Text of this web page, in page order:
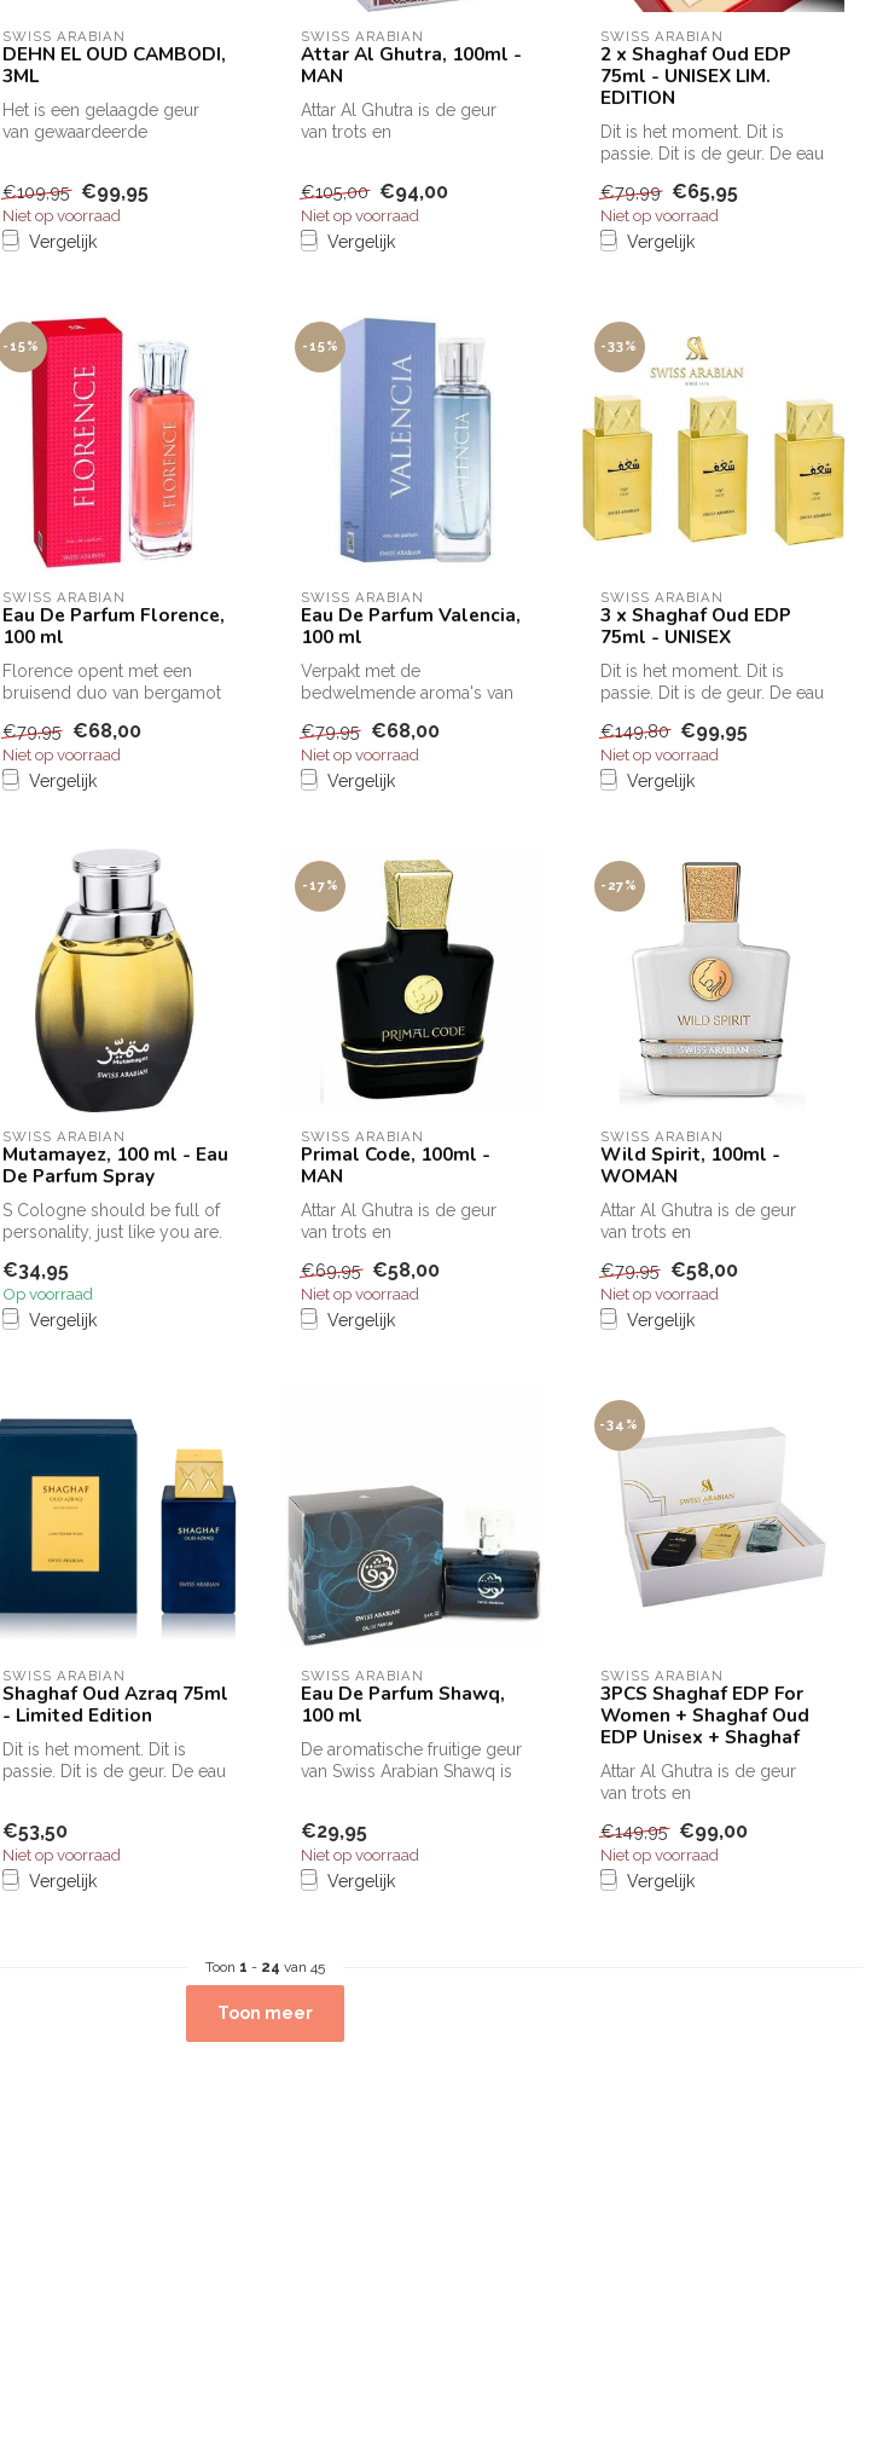
SWISS ARABIAN
DEHN EL OUD CAMBODI,
3ML
Het is een gelaagde geur
van gewaardeerde
€109,95 €99,95
Niet op voorraad
Vergelijk
SWISS ARABIAN
Attar Al Ghutra, 100ml -
MAN
Attar Al Ghutra is de geur
van trots en
€105,00 €94,00
Niet op voorraad
Vergelijk
SWISS ARABIAN
2 x Shaghaf Oud EDP
75ml - UNISEX LIM.
EDITION
Dit is het moment. Dit is
passie. Dit is de geur. De eau
€79,99 €65,95
Niet op voorraad
Vergelijk
-15%
SWISS ARABIAN
Eau De Parfum Florence,
100 ml
Florence opent met een
bruisend duo van bergamot
een s...
€79,95 €68,00
Niet op voorraad
Vergelijk
-15%
SWISS ARABIAN
Eau De Parfum Valencia,
100 ml
Verpakt met de
bedwelmende aroma's van
Swiss Arabian Valencia p...
€79,95 €68,00
Niet op voorraad
Vergelijk
-33%
SWISS ARABIAN
3 x Shaghaf Oud EDP
75ml - UNISEX
Dit is het moment. Dit is
passie. Dit is de geur. De eau
€149,80 €99,95
Niet op voorraad
Vergelijk
SWISS ARABIAN
Mutamayez, 100 ml - Eau
De Parfum Spray
S Cologne should be full of
personality, just like you are.
€34,95
Op voorraad
Vergelijk
-17%
SWISS ARABIAN
Primal Code, 100ml -
MAN
Attar Al Ghutra is de geur
van trots en
een oase van...
€69,95 €58,00
Niet op voorraad
Vergelijk
-27%
SWISS ARABIAN
Wild Spirit, 100ml -
WOMAN
Attar Al Ghutra is de geur
van trots en
een oase van...
€79,95 €58,00
Niet op voorraad
Vergelijk
SWISS ARABIAN
Shaghaf Oud Azraq 75ml
- Limited Edition
Dit is het moment. Dit is
passie. Dit is de geur. De eau
€53,50
Niet op voorraad
Vergelijk
SWISS ARABIAN
Eau De Parfum Shawq,
100 ml
De aromatische fruitige geur
van Swiss Arabian Shawq is
€29,95
Niet op voorraad
Vergelijk
-34%
SWISS ARABIAN
3PCS Shaghaf EDP For
Women + Shaghaf Oud
EDP Unisex + Shaghaf
Attar Al Ghutra is de geur
van trots en
een oase van...
€149,95 €99,00
Niet op voorraad
Vergelijk
Toon 1 - 24 van 45
Toon meer